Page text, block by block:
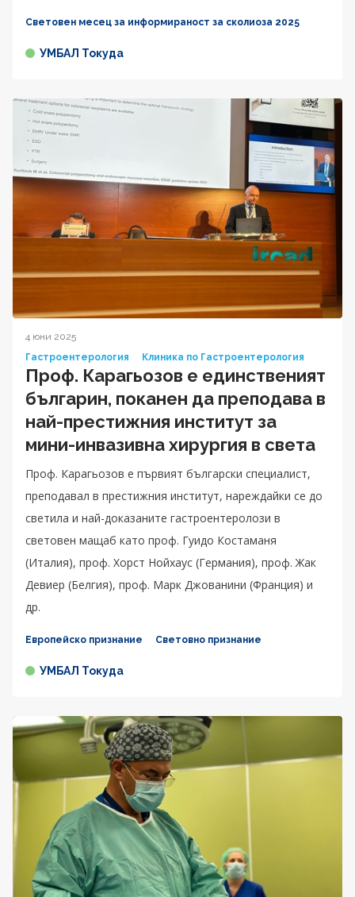
Световен месец за информираност за сколиоза 2025
УМБАЛ Токуда
4 юни 2025
Гастроентерология
Клиника по Гастроентерология
Проф. Карагьозов е единственият
българин, поканен да преподава в
най-престижния институт за
мини-инвазивна хирургия в света
Проф. Карагьозов е първият български специалист,
преподавал в престижния институт, нареждайки се до
светила и най-доказаните гастроентеролози в
световен мащаб като проф. Гуидо Костаманя
(Италия), проф. Хорст Нойхаус (Германия), проф. Жак
Девиер (Белгия), проф. Марк Джованини (Франция) и
др.
Европейско признание Световно признание
УМБАЛ Токуда